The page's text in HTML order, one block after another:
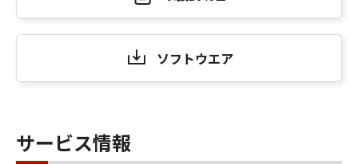
ソフトウエア
サービス情報